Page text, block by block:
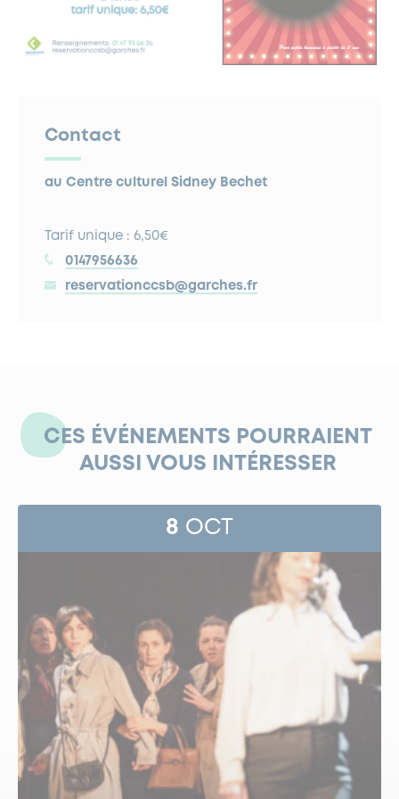
Contact
au Centre culturel Sidney Bechet
Tarif unique : 6,50€
0147956636
reservationccsb@garches.fr
CES ÉVÉNEMENTS POURRAIENT
AUSSI VOUS INTÉRESSER
8 OCT